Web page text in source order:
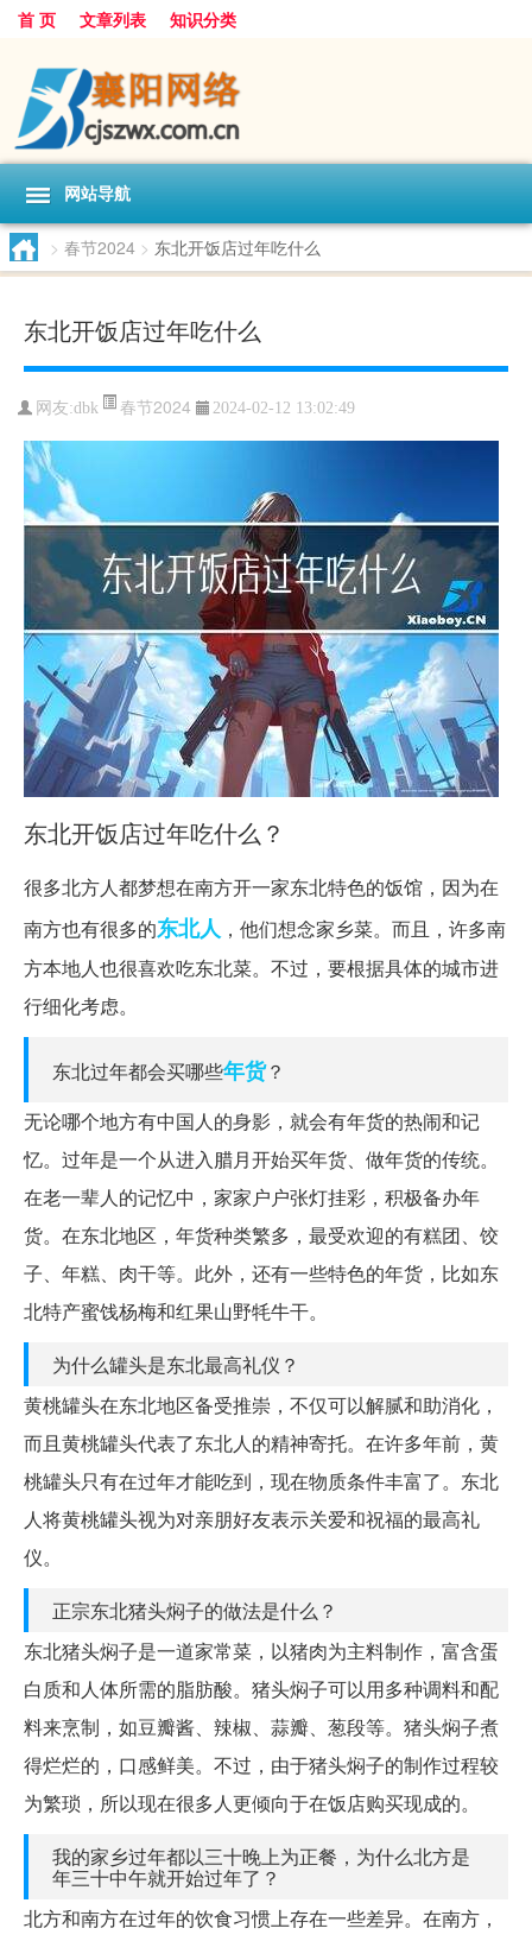
首 页 文章列表 知识分类
网站导航
> 春节2024 > 东北开饭店过年吃什么
东北开饭店过年吃什么
网友:dbk 春节2024 2024-02-12 13:02:49
东北开饭店过年吃什么？
很多北方人都梦想在南方开一家东北特色的饭馆，因为在
南方也有很多的东北人 ，他们想念家乡菜。而且，许多南
方本地人也很喜欢吃东北菜。不过，要根据具体的城市进
行细化考虑。
东北过年都会买哪些年货？
无论哪个地方有中国人的身影，就会有年货的热闹和记
忆。过年是一个从进入腊月开始买年货、做年货的传统。
在老一辈人的记忆中，家家户户张灯挂彩，积极备办年
货。在东北地区，年货种类繁多，最受欢迎的有糕团、饺
子、年糕、肉干等。此外，还有一些特色的年货，比如东
北特产蜜饯杨梅和红果山野牦牛干。
为什么罐头是东北最高礼仪？
黄桃罐头在东北地区备受推崇，不仅可以解腻和助消化，
而且黄桃罐头代表了东北人的精神寄托。在许多年前，黄
桃罐头只有在过年才能吃到，现在物质条件丰富了。东北
人将黄桃罐头视为对亲朋好友表示关爱和祝福的最高礼
仪。
正宗东北猪头焖子的做法是什么？
东北猪头焖子是一道家常菜，以猪肉为主料制作，富含蛋
白质和人体所需的脂肪酸。猪头焖子可以用多种调料和配
料来烹制，如豆瓣酱、辣椒、蒜瓣、葱段等。猪头焖子煮
得烂烂的，口感鲜美。不过，由于猪头焖子的制作过程较
为繁琐，所以现在很多人更倾向于在饭店购买现成的。
我的家乡过年都以三十晚上为正餐，为什么北方是
年三十中午就开始过年了？
北方和南方在过年的饮食习惯上存在一些差异。在南方，